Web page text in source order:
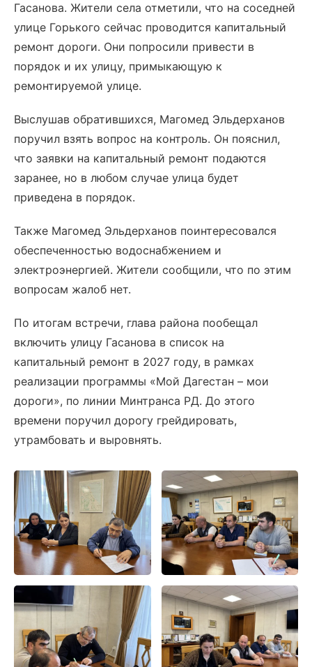
Гасанова. Жители села отметили, что на соседней
улице Горького сейчас проводится капитальный
ремонт дороги. Они попросили привести в
порядок и их улицу, примыкающую к
ремонтируемой улице.
Выслушав обратившихся, Магомед Эльдерханов
поручил взять вопрос на контроль. Он пояснил,
что заявки на капитальный ремонт подаются
заранее, но в любом случае улица будет
приведена в порядок.
Также Магомед Эльдерханов поинтересовался
обеспеченностью водоснабжением и
электроэнергией. Жители сообщили, что по этим
вопросам жалоб нет.
По итогам встречи, глава района пообещал
включить улицу Гасанова в список на
капитальный ремонт в 2027 году, в рамках
реализации программы «Мой Дагестан – мои
дороги», по линии Минтранса РД. До этого
времени поручил дорогу грейдировать,
утрамбовать и выровнять.